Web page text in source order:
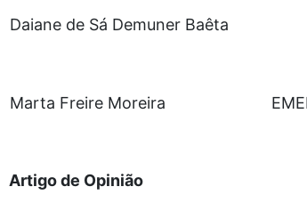
Daiane de Sá Demuner Baêta
Marta Freire Moreira
Artigo de Opinião